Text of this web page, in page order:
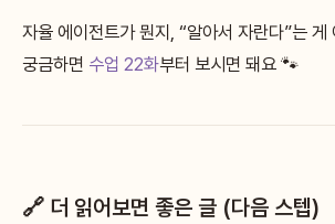
자율 에이전트가 뭔지, “알아서 자란다”는 게
궁금하면 수업 22화부터 보시면 돼요 🐾
🔗 더 읽어보면 좋은 글 (다음 스텝)